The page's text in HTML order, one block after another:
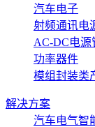
汽车电子
射频通讯电
AC-DC电源
功率器件
模组封装类
解决方案
汽车电气智